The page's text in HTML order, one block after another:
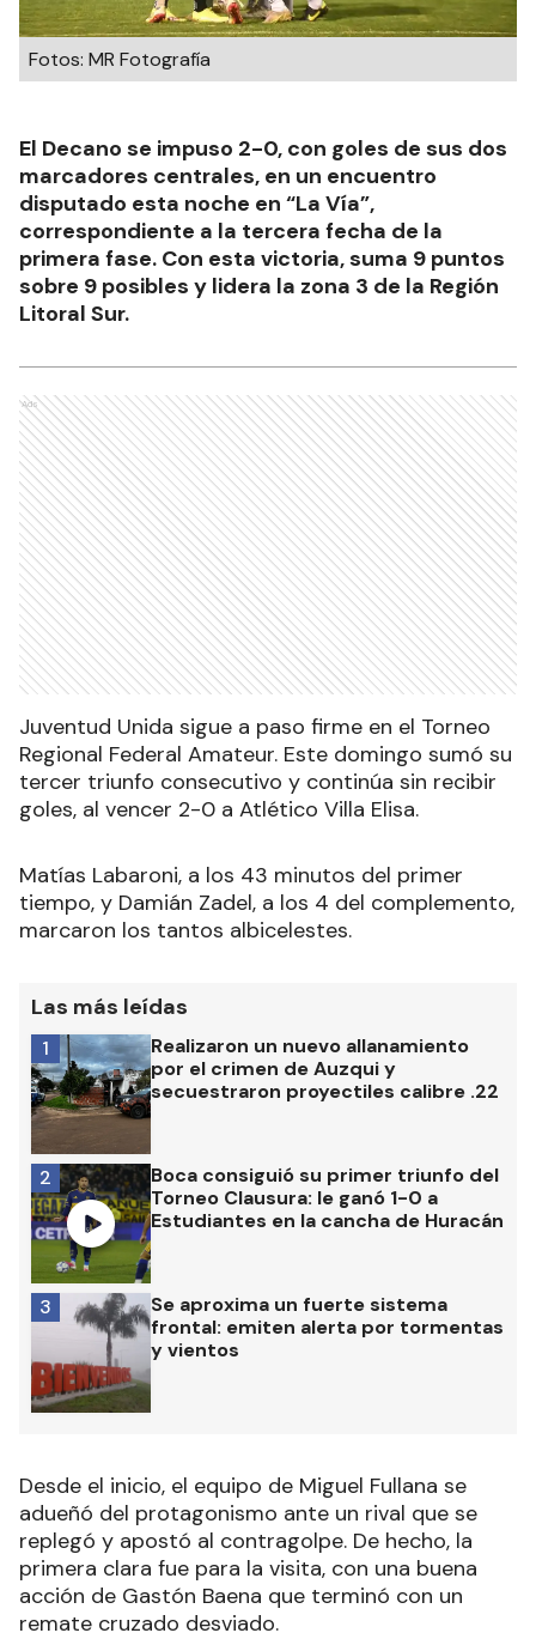
Fotos: MR Fotografía
El Decano se impuso 2-0, con goles de sus dos
marcadores centrales, en un encuentro
disputado esta noche en “La Vía”,
correspondiente a la tercera fecha de la
primera fase. Con esta victoria, suma 9 puntos
sobre 9 posibles y lidera la zona 3 de la Región
Litoral Sur.
Ads
Juventud Unida sigue a paso firme en el Torneo
Regional Federal Amateur. Este domingo sumó su
tercer triunfo consecutivo y continúa sin recibir
goles, al vencer 2-0 a Atlético Villa Elisa.
Matías Labaroni, a los 43 minutos del primer
tiempo, y Damián Zadel, a los 4 del complemento,
marcaron los tantos albicelestes.
Las más leídas
Realizaron un nuevo allanamiento
por el crimen de Auzqui y
secuestraron proyectiles calibre .22
1
Boca consiguió su primer triunfo del
Torneo Clausura: le ganó 1-0 a
Estudiantes en la cancha de Huracán
2
Se aproxima un fuerte sistema
frontal: emiten alerta por tormentas
y vientos
3
Desde el inicio, el equipo de Miguel Fullana se
adueñó del protagonismo ante un rival que se
replegó y apostó al contragolpe. De hecho, la
primera clara fue para la visita, con una buena
acción de Gastón Baena que terminó con un
remate cruzado desviado.